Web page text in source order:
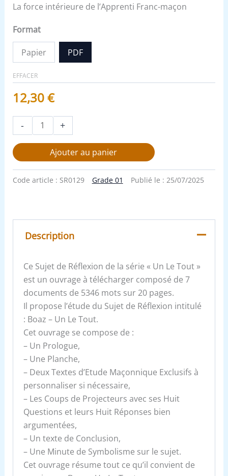
La force intérieure de l’Apprenti Franc-maçon
Format
Papier PDF
EFFACER
12,30€
- +
Ajouter au panier
Code article : SR0129 Grade 01 Publié le : 25/07/2025
Description
Ce Sujet de Réflexion de la série « Un Le Tout »
est un ouvrage à télécharger composé de 7
documents de 5346 mots sur 20 pages.
Il propose l’étude du Sujet de Réflexion intitulé
: Boaz – Un Le Tout.
Cet ouvrage se compose de :
– Un Prologue,
– Une Planche,
– Deux Textes d’Etude Maçonnique Exclusifs à
personnaliser si nécessaire,
– Les Coups de Projecteurs avec ses Huit
Questions et leurs Huit Réponses bien
argumentées,
– Un texte de Conclusion,
– Une Minute de Symbolisme sur le sujet.
Cet ouvrage résume tout ce qu’il convient de